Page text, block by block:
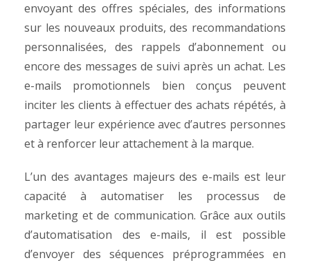
envoyant des offres spéciales, des informations
sur les nouveaux produits, des recommandations
personnalisées, des rappels d’abonnement ou
encore des messages de suivi après un achat. Les
e-mails promotionnels bien conçus peuvent
inciter les clients à effectuer des achats répétés, à
partager leur expérience avec d’autres personnes
et à renforcer leur attachement à la marque.
L’un des avantages majeurs des e-mails est leur
capacité à automatiser les processus de
marketing et de communication. Grâce aux outils
d’automatisation des e-mails, il est possible
d’envoyer des séquences préprogrammées en